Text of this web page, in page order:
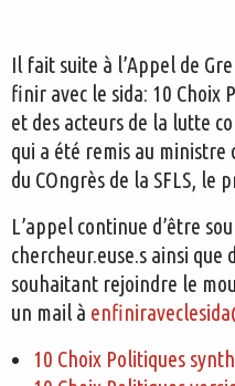
Il fait suite à l’Appel de
finir avec le sida: 10 Choix
et des acteurs de la lutte
qui a été remis au
du COngrès de la SFLS, le
L’appel continue d’être
chercheur.euse.s ainsi que
souhaitant rejoindre le
un mail à
10 Choix Politiques